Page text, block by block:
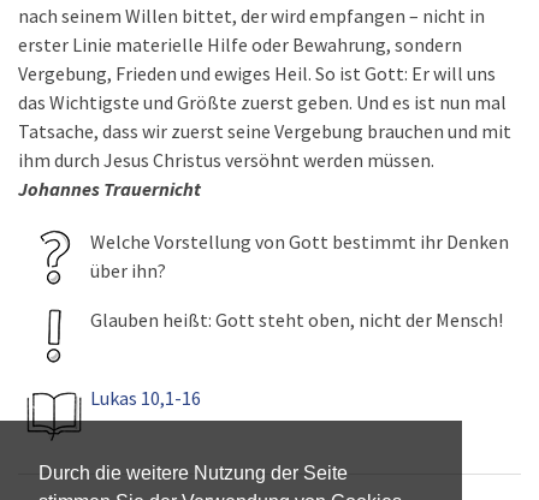
Durch die weitere Nutzung der Seite
nach seinem Willen bittet, der wird empfangen – nicht in
erster Linie materielle Hilfe oder Bewahrung, sondern
Vergebung, Frieden und ewiges Heil. So ist Gott: Er will uns
das Wichtigste und Größte zuerst geben. Und es ist nun mal
Tatsache, dass wir zuerst seine Vergebung brauchen und mit
ihm durch Jesus Christus versöhnt werden müssen.
Johannes Trauernicht
Welche Vorstellung von Gott bestimmt ihr Denken
über ihn?
Glauben heißt: Gott steht oben, nicht der Mensch!
Lukas 10,1-16